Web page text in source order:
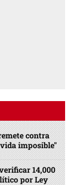
contra
imposible"
14,000
por Ley